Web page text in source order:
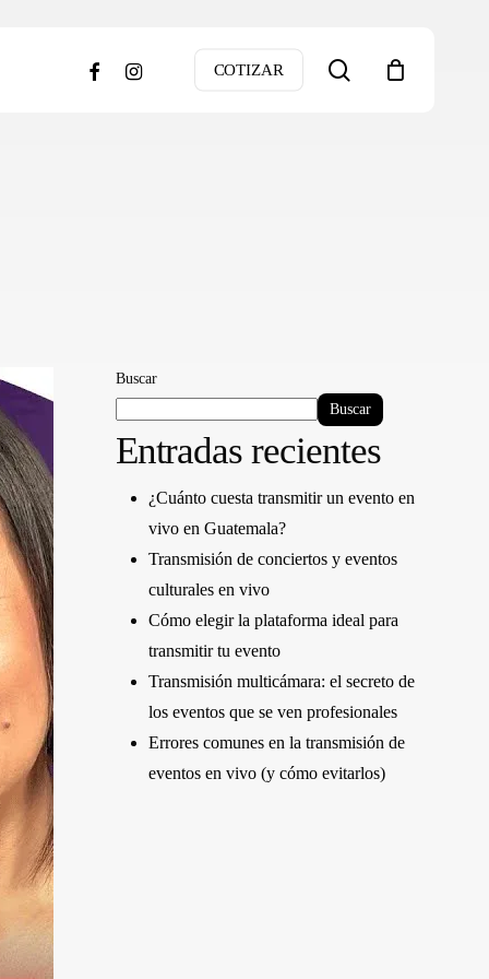
COTIZAR search
facebookinstagram
Buscar
Buscar
Entradas recientes
¿Cuánto cuesta transmitir un evento en
vivo en Guatemala?
Transmisión de conciertos y eventos
culturales en vivo
Cómo elegir la plataforma ideal para
transmitir tu evento
Transmisión multicámara: el secreto de
los eventos que se ven profesionales
Errores comunes en la transmisión de
eventos en vivo (y cómo evitarlos)